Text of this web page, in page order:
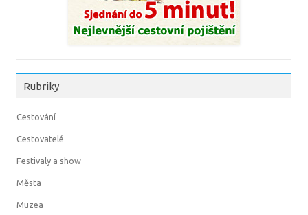
Rubriky
Cestování
Cestovatelé
Festivaly a show
Města
Muzea